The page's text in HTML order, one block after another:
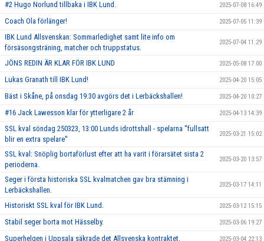
#2 Hugo Norlund tillbaka i IBK Lund. 2025-07-08 16:49
Coach Ola förlänger! 2025-07-05 11:39
IBK Lund Allsvenskan: Sommarledighet samt lite info om
försäsongsträning, matcher och truppstatus.
2025-07-04 11:29
JÖNS REDIN ÄR KLAR FÖR IBK LUND 2025-05-08 17:00
Lukas Granath till IBK Lund! 2025-04-20 15:05
Bäst i Skåne, på onsdag 19.30 avgörs det i Lerbäckshallen! 2025-04-20 10:27
#16 Jack Lawesson klar för ytterligare 2 år 2025-04-13 14:39
SSL kval söndag 250323, 13:00 Lunds idrottshall - spelarna ''fullsatt
blir en extra spelare''
2025-03-21 15:02
SSL kval: Snöplig bortaförlust efter att ha varit i förarsätet sista 2
perioderna.
2025-03-20 13:57
Seger i första historiska SSL kvalmatchen gav bra stämning i
Lerbäckshallen.
2025-03-17 14:11
Historiskt SSL kval för IBK Lund. 2025-03-12 15:15
Stabil seger borta mot Hässelby. 2025-03-06 19:27
Superhelgen i Uppsala säkrade det Allsvenska kontraktet. 2025-03-04 22:13